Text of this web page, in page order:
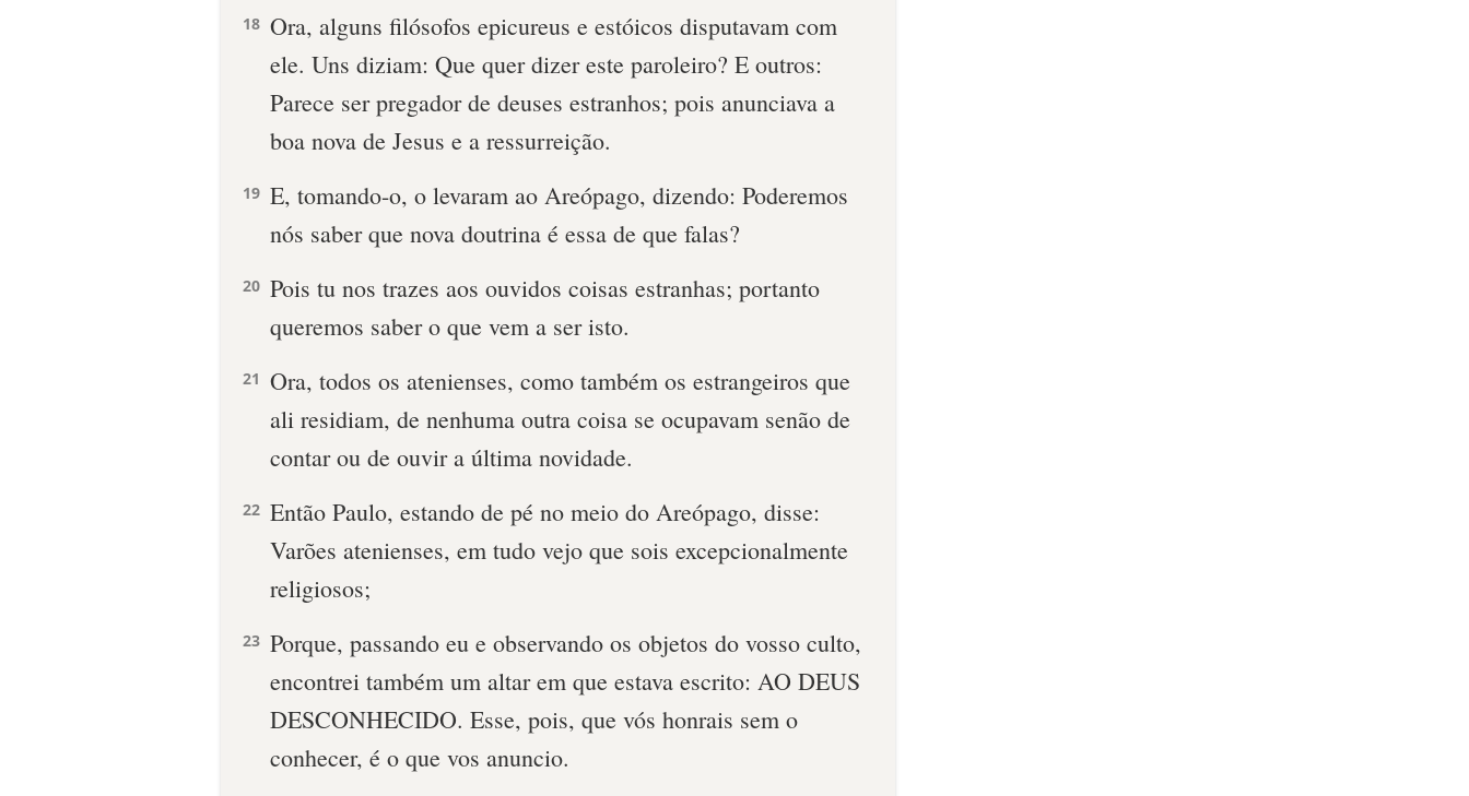
18 Ora, alguns filósofos epicureus e estóicos disputavam com
ele. Uns diziam: Que quer dizer este paroleiro? E outros:
Parece ser pregador de deuses estranhos; pois anunciava a
boa nova de Jesus e a ressurreição.
19 E, tomando-o, o levaram ao Areópago, dizendo: Poderemos
nós saber que nova doutrina é essa de que falas?
20 Pois tu nos trazes aos ouvidos coisas estranhas; portanto
queremos saber o que vem a ser isto.
21 Ora, todos os atenienses, como também os estrangeiros que
ali residiam, de nenhuma outra coisa se ocupavam senão de
contar ou de ouvir a última novidade.
22 Então Paulo, estando de pé no meio do Areópago, disse:
Varões atenienses, em tudo vejo que sois excepcionalmente
religiosos;
23 Porque, passando eu e observando os objetos do vosso culto,
encontrei também um altar em que estava escrito: AO DEUS
DESCONHECIDO. Esse, pois, que vós honrais sem o
conhecer, é o que vos anuncio.